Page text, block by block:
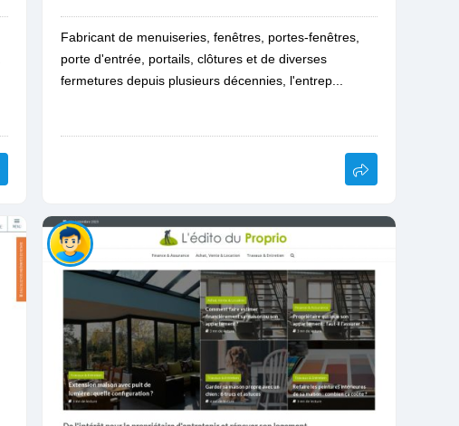
Fabricant de menuiseries, fenêtres, portes-fenêtres,
porte d'entrée, portails, clôtures et de diverses
fermetures depuis plusieurs décennies, l'entrep...